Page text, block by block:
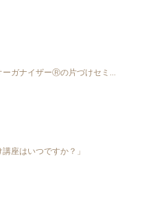
ーガナイザーⓇの片づけセミ...
講座はいつですか？」